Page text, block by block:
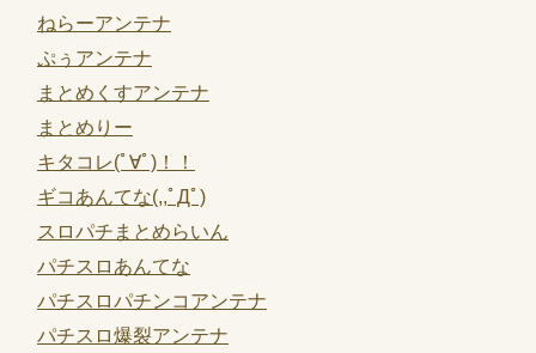
ねらーアンテナ
ぷぅアンテナ
まとめくすアンテナ
まとめりー
キタコレ(ﾟ∀ﾟ)！！
ギコあんてな(,,ﾟДﾟ)
スロパチまとめらいん
パチスロあんてな
パチスロパチンコアンテナ
パチスロ爆裂アンテナ